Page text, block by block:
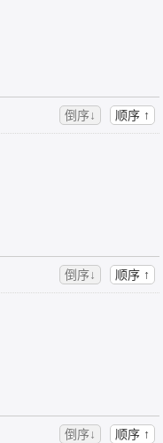
倒序↓ 顺序 ↑
倒序↓ 顺序 ↑
倒序↓ 顺序 ↑